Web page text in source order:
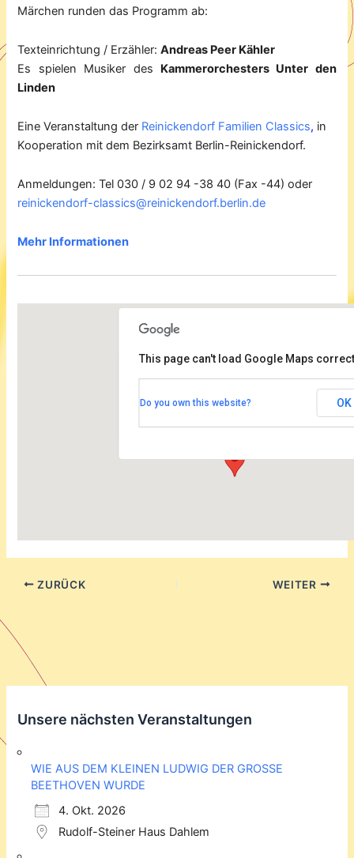
Märchen runden das Programm ab:
Texteinrichtung / Erzähler:Andreas Peer Kähler
Es spielen Musiker des Kammerorchesters Unter den
Linden
Eine Veranstaltung der Reinickendorf Familien Classics, in
Kooperation mit dem Bezirksamt Berlin-Reinickendorf.
Anmeldungen: Tel 030 / 9 02 94 -38 40 (Fax -44) oder
reinickendorf-classics@reinickendorf.berlin.de
Mehr Informationen
Wilhelmsruher Damm 142c - Berlin
This page can't load Google Maps
Do you own this website? OK
ZURÜCK WEITER
Unsere nächsten Veranstaltungen
WIE AUS DEM KLEINEN LUDWIG DER GROSSE
BEETHOVEN WURDE
4. Okt. 2026
Rudolf-Steiner Haus Dahlem